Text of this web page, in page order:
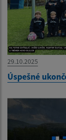
29.10.2025
Úspešné